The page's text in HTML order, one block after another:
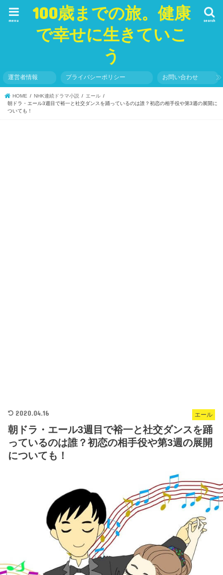
100歳までの旅。健康
で幸せに生きていこ
う
search
menu
運営者情報 プライバシーポリシー お問い合わせ
HOME NHK連続ドラマ小説
エール
朝ドラ・エール3週目で裕一と社交ダンスを踊っているのは誰？初恋の相手役や第3週の展開に
ついても！
エール
2020.04.16
朝ドラ・エール3週目で裕一と社交ダンスを踊
っているのは誰？初恋の相手役や第3週の展開
についても！